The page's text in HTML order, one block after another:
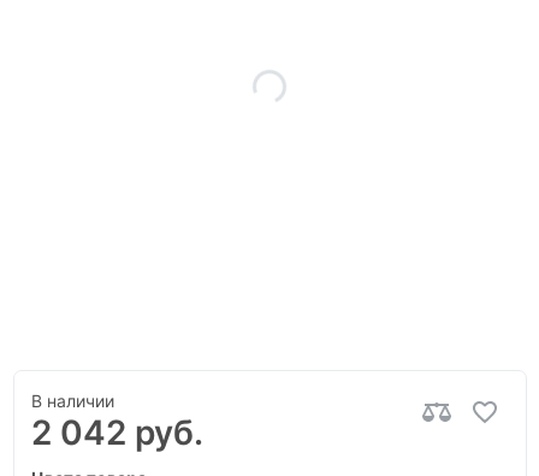
В наличии
2 042 руб.